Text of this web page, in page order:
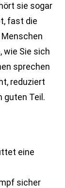
sie sogar
fast die
wie Sie sich
sprechen
reduziert
guten Teil.
eine
sicher